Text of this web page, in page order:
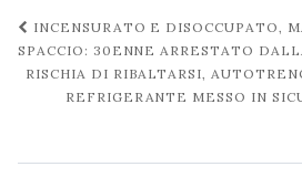
Navigazione
post
INCENSURATO E DISOCCUPATO,
SPACCIO: 30ENNE ARRESTATO
RISCHIA DI RIBALTARSI,
REFRIGERANTE MESSO IN